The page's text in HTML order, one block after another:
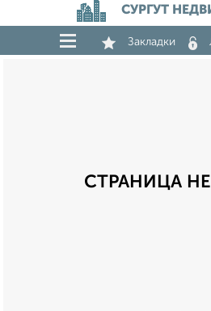
СУРГУТ
Закладки
СТРАНИЦА